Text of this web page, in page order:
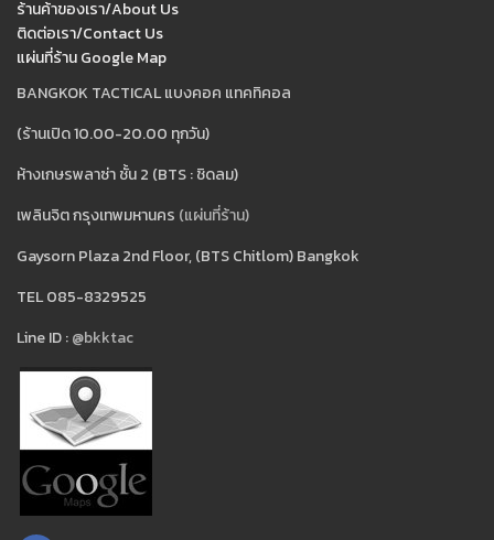
ร้านค้าของเรา/About Us
ติดต่อเรา/Contact Us
แผ่นที่ร้าน Google Map
BANGKOK TACTICAL แบงคอค แทคทิคอล
(ร้านเปิด 10.00-20.00 ทุกวัน)
ห้างเกษรพลาซ่า ชั้น 2 (BTS : ชิดลม)
เพลินจิต กรุงเทพมหานคร (แผ่นที่ร้าน)
Gaysorn Plaza 2nd Floor, (BTS Chitlom) Bangkok
TEL 085-8329525
Line ID :@bkktac